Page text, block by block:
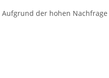
Aufgrund der hohen